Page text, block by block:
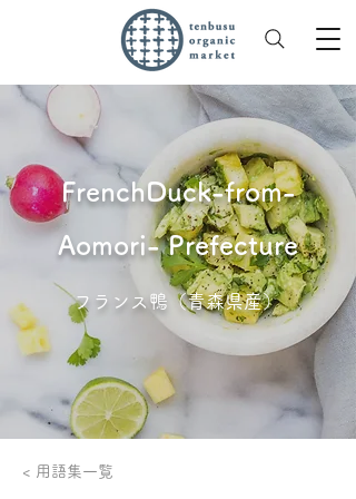
FrenchDuck-from-
Aomori- Prefecture
フランス鴨（青森県産）
< 用語集一覧